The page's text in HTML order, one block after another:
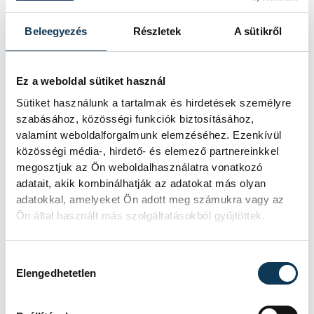
Beleegyezés Részletek A sütikről
Ez a weboldal sütiket használ
Sütiket használunk a tartalmak és hirdetések személyre
szabásához, közösségi funkciók biztosításához,
valamint weboldalforgalmunk elemzéséhez. Ezenkívül
közösségi média-, hirdető- és elemező partnereinkkel
megosztjuk az Ön weboldalhasználatra vonatkozó
adatait, akik kombinálhatják az adatokat más olyan
adatokkal, amelyeket Ön adott meg számukra vagy az
Ön által használt más szolgáltatásokból gyűjtöttek.
Elengedhetetlen
egy csaknem komplett, II.
világháborús német DKW NZ 350-1
motorkerékpárbukkant elő a
máshol pedig egy közel féltonnás brit
akna került elő.
Késéltánc a Dunán: Mi
történik, ha leáll Paks?
Mártha Imre, az MVM Zrt. egykori
vezérigazgatója ATV-n Rónai Egonnak
adott interjújában vázolta fel a Paksi
technológiai kihívásokat. A
szakember, aki korábban éveken át